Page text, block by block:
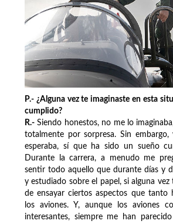
P.- ¿Alguna vez te imaginaste en esta
cumplido?
R.- Siendo honestos, no me lo
totalmente por sorpresa. Sin
esperaba, sí que ha sido un sueño
Durante la carrera, a menudo me
sentir todo aquello que durante días y
y estudiado sobre el papel, si alguna vez
de ensayar ciertos aspectos que tanto
los aviones. Y, aunque los aviones
interesantes, siempre me han